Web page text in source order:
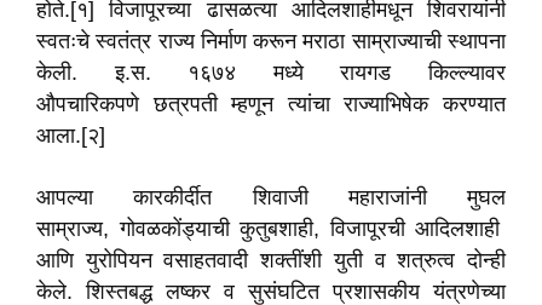
होते.[१] विजापूरच्या ढासळत्या आदिलशाहीमधून शिवरायांनी
स्वतःचे स्वतंत्र राज्य निर्माण करून मराठा साम्राज्याची स्थापना
केली. इ.स. १६७४ मध्ये रायगड किल्ल्यावर
औपचारिकपणे छत्रपती म्हणून त्यांचा राज्याभिषेक करण्यात
आला.[२]
आपल्या कारकीर्दीत शिवाजी महाराजांनी मुघल
साम्राज्य, गोवळकोंड्याची कुतुबशाही, विजापूरची आदिलशाही
आणि युरोपियन वसाहतवादी शक्तींशी युती व शत्रुत्व दोन्ही
केले. शिस्तबद्ध लष्कर व सुसंघटित प्रशासकीय यंत्रणेच्या